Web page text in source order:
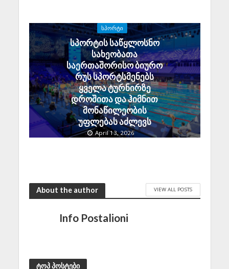
ᲡᲞᲝᲠᲢᲘ
სპორტის საწყლოსნო
სახეობათა
საერთაშორისო ბიურო
რუს სპორტსმენებს
ყველა ტურნირზე
დროშითა და ჰიმნით
მონაწილეობის
უფლებას აძლევს
April 13, 2026
About the author VIEW ALL POSTS
Info Postalioni
ტოპ პოსტები